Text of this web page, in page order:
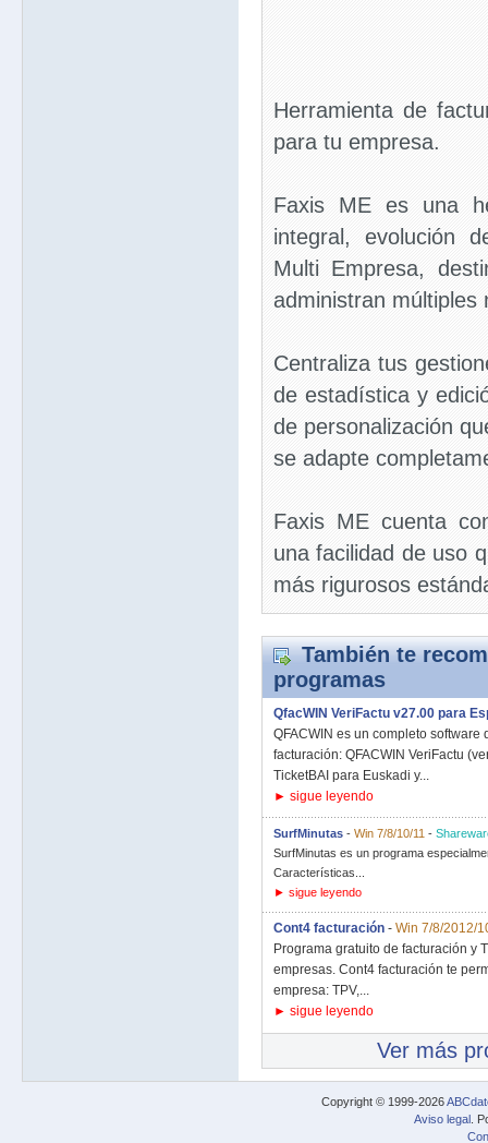
Herramienta de
para tu empresa.
Faxis ME es una
integral, evolución
Multi Empresa,
administran múltiples
Centraliza tus
de estadística y
de personalización
se adapte
Faxis ME cuenta
una facilidad de uso
más rigurosos
También te
programas
QfacWIN VeriFactu v27.00 para
QFACWIN es un completo
facturación: QFACWIN VeriFactu
TicketBAI para Euskadi y...
► sigue leyendo
SurfMinutas- Win 7/8/10/11 -
SurfMinutas es un programa
Características...
► sigue leyendo
Cont4 facturación- Win 7/8/2012/
Programa gratuito de facturación y
empresas. Cont4 facturación te
empresa: TPV,...
► sigue leyendo
Ver más
Copyright © 1999-2026
Aviso legal .